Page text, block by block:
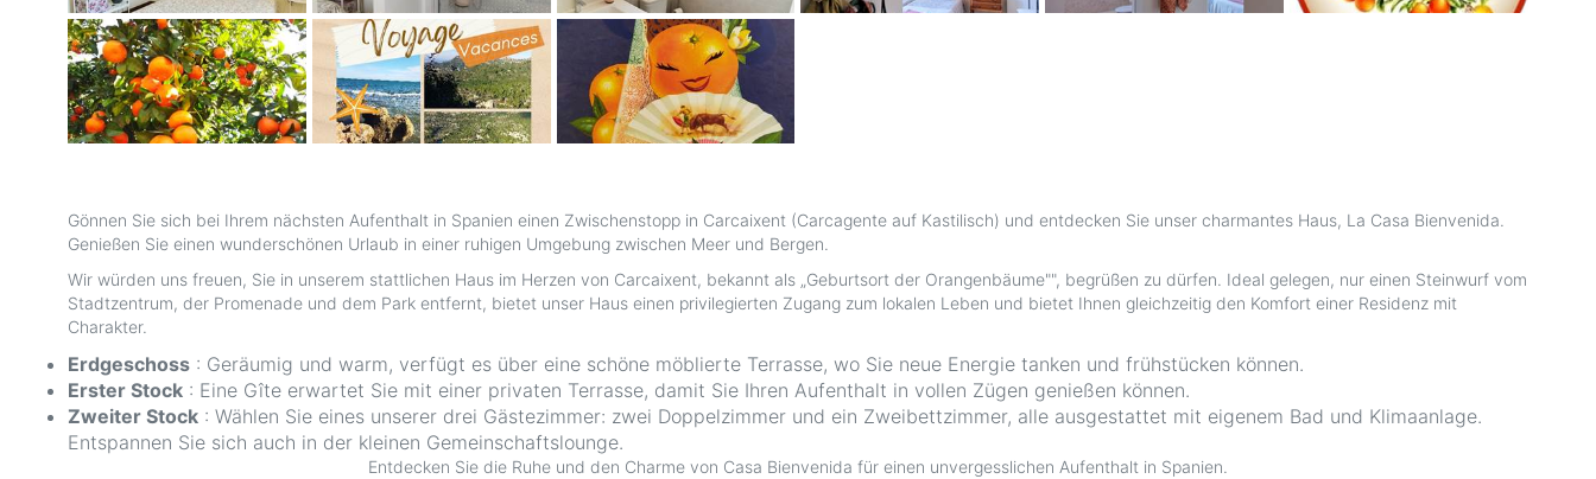
Gönnen Sie sich bei Ihrem nächsten Aufenthalt in Spanien einen Zwischenstopp in Carcaixent (Carcagente auf Kastilisch) und entdecken Sie unser charmantes Haus, La Casa Bienvenida.
Genießen Sie einen wunderschönen Urlaub in einer ruhigen Umgebung zwischen Meer und Bergen.
Wir würden uns freuen, Sie in unserem stattlichen Haus im Herzen von Carcaixent, bekannt als „Geburtsort der Orangenbäume"", begrüßen zu dürfen. Ideal gelegen, nur einen Steinwurf vom
Stadtzentrum, der Promenade und dem Park entfernt, bietet unser Haus einen privilegierten Zugang zum lokalen Leben und bietet Ihnen gleichzeitig den Komfort einer Residenz mit
Charakter.
Erdgeschoss : Geräumig und warm, verfügt es über eine schöne möblierte Terrasse, wo Sie neue Energie tanken und frühstücken können.
Erster Stock : Eine Gîte erwartet Sie mit einer privaten Terrasse, damit Sie Ihren Aufenthalt in vollen Zügen genießen können.
Zweiter Stock : Wählen Sie eines unserer drei Gästezimmer: zwei Doppelzimmer und ein Zweibettzimmer, alle ausgestattet mit eigenem Bad und Klimaanlage.
Entspannen Sie sich auch in der kleinen Gemeinschaftslounge.
Entdecken Sie die Ruhe und den Charme von Casa Bienvenida für einen unvergesslichen Aufenthalt in Spanien.